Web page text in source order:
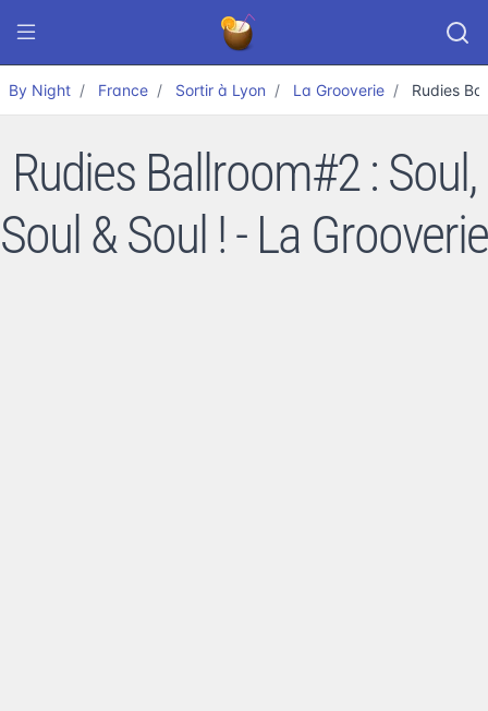
By Night France Sortir à Lyon La Grooverie Rudies
Rudies Ballroom#2 : Soul,
Soul & Soul ! - La Grooverie